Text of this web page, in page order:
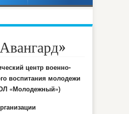
центр военно-
воспитания молодежи
«Молодежный»)